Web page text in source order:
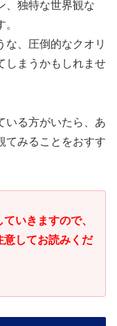
、独特な世界観な
な、圧倒的なクオリ
しまうかもしれませ
いる方がいたら、あ
てみることをおすす
いきますので、
意してお読みくだ